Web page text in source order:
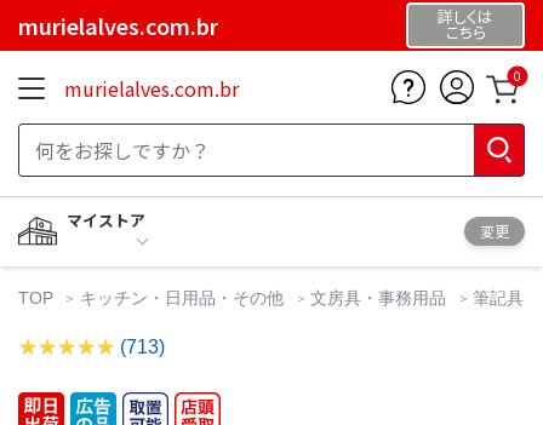
murielalves.com.br 詳しくは
こちら
murielalves.com.br 0
マイストア
変更
TOP キッチン・日用品・その他 文房具・事務用品 筆記具
(713)